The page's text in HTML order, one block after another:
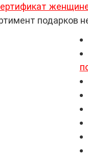
подарков